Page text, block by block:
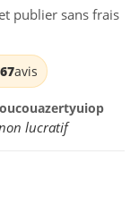
publier sans frais
avis
lucratif